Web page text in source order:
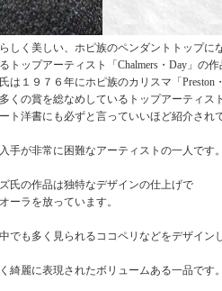
しく美しい、ホピ族のペンダントトップに
ップアーティスト「Chalmers・Day」の作
は１９７６年にホピ族のカリスマ「Preston
くの賞を総なめしているトップアーティス
ト洋書にも必ずと言っていいほど紹介され
手が非常に困難なアーティストの一人です。
氏の作品は独特なデザインの仕上げで
ーラを放っています。
でも多く見られるココペリなどをデザイン
綺麗に表現されたボリュームある一品です。